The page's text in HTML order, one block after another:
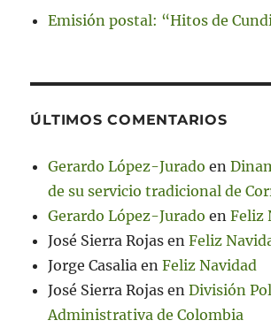
Emisión postal: “Hitos de
ÚLTIMOS COMENTARIOS
Gerardo López-Jurado en
de su servicio tradicional de
Gerardo López-Jurado enFeliz
José Sierra Rojas enFeliz
Jorge Casalia enFeliz Navidad
José Sierra Rojas enDivisión
Administrativa de Colombia